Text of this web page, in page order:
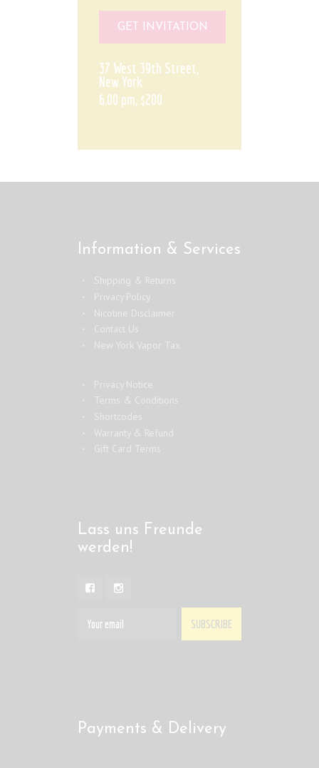
GET INVITATION
37 West 39th Street,
New York
6.00 pm, $200
Information & Services
Shipping & Returns
Privacy Policy
Nicotine Disclaimer
Contact Us
New York Vapor Tax
Privacy Notice
Terms & Conditions
Shortcodes
Warranty & Refund
Gift Card Terms
Lass uns Freunde
werden!
Payments & Delivery